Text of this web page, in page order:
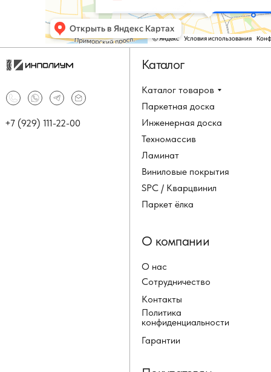
Каталог товаров
Паркетная доска
Инженерная доска
Техномассив
+7 (929) 111-22-00
Каталог
Ламинат
Виниловые покрытия
SPC / Кварцвинил
Паркет ёлка
О нас
Сотрудничество
Контакты
Политика
конфиденциальности
О компании
Гарантии